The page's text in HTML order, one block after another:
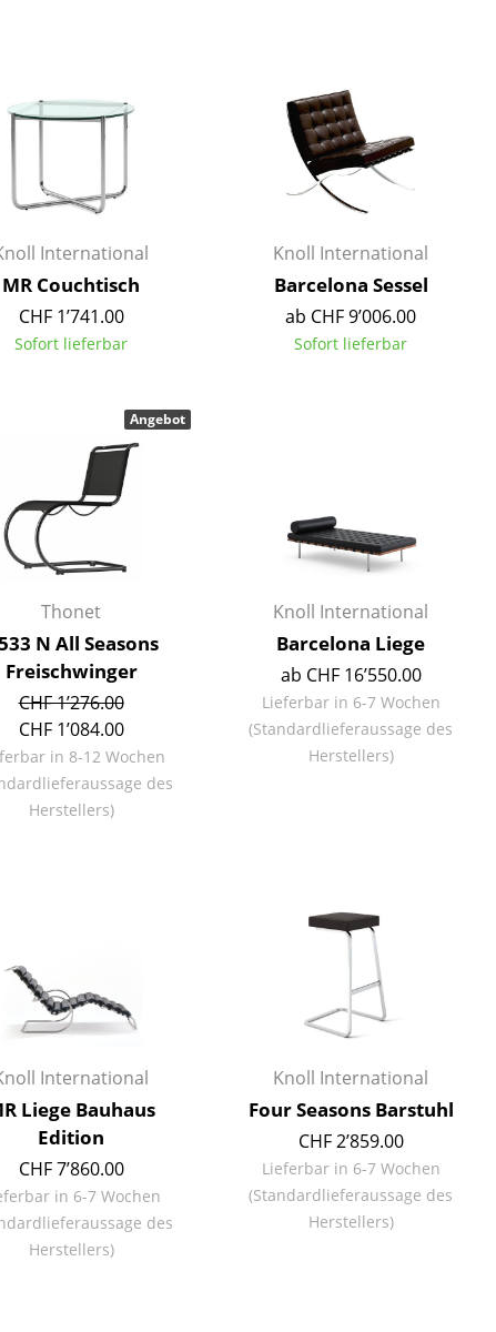
Empfang
Cafeteria
Sicheres
Designer
Alvar Aalto
Arne Jacobsen
Charles & Ray Eames
Eero Saarinen
Eileen Gray
Le Corbusier
Ludwig Mies van der Rohe
Marcel Breuer
Philippe Starck
Verner Panton
... alle Designer A-Z
Das Original
Neu bei smow
Midcentury Design
Skandinavisches Design
Italienisches Design
Nachhaltiges Design
Farbwelten
Das Original
Geschenkideen
International
MR Couchtisch
CHF 1’741.00
Sofort lieferbar
Knoll International
Barcelona Sessel
ab CHF 9’006.00
Sofort lieferbar
Thonet
N All Seasons
Freischwinger
CHF 1’276.00
CHF 1’084.00
in 8-12 Wochen
des
Herstellers)
Angebot
Knoll International
Barcelona Liege
ab CHF 16’550.00
Lieferbar in 6-7 Wochen
(Standardlieferaussage des
Herstellers)
International
Liege Bauhaus
Edition
CHF 7’860.00
in 6-7 Wochen
des
Herstellers)
Knoll International
Four Seasons Barstuhl
CHF 2’859.00
Lieferbar in 6-7 Wochen
(Standardlieferaussage des
Herstellers)